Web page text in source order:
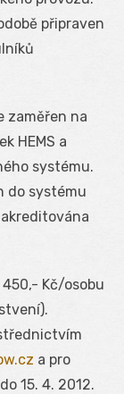
připraven
zaměřen na
HEMS a
systému.
do systému
Kč/osobu
a pro
15. 4. 2012.